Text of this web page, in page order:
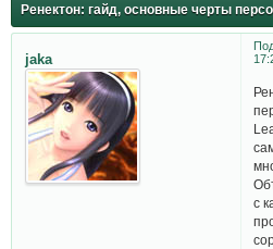
Ренектон: гайд, основные черты
jaka
с